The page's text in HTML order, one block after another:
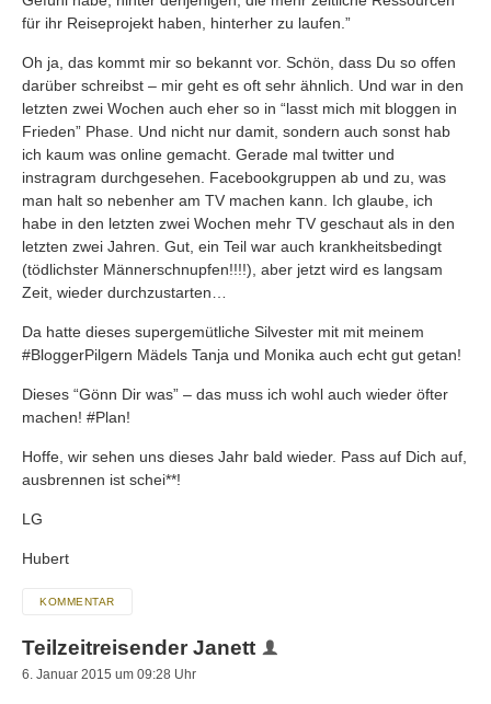
für ihr Reiseprojekt haben, hinterher zu laufen.”
Oh ja, das kommt mir so bekannt vor. Schön, dass Du so offen
darüber schreibst – mir geht es oft sehr ähnlich. Und war in den
letzten zwei Wochen auch eher so in “lasst mich mit bloggen in
Frieden” Phase. Und nicht nur damit, sondern auch sonst hab
ich kaum was online gemacht. Gerade mal twitter und
instragram durchgesehen. Facebookgruppen ab und zu, was
man halt so nebenher am TV machen kann. Ich glaube, ich
habe in den letzten zwei Wochen mehr TV geschaut als in den
letzten zwei Jahren. Gut, ein Teil war auch krankheitsbedingt
(tödlichster Männerschnupfen!!!!), aber jetzt wird es langsam
Zeit, wieder durchzustarten…
Da hatte dieses supergemütliche Silvester mit mit meinem
#BloggerPilgern Mädels Tanja und Monika auch echt gut getan!
Dieses “Gönn Dir was” – das muss ich wohl auch wieder öfter
machen! #Plan!
Hoffe, wir sehen uns dieses Jahr bald wieder. Pass auf Dich auf,
ausbrennen ist schei**!
LG
Hubert
KOMMENTAR
Teilzeitreisender Janett
6. Januar 2015 um 09:28 Uhr